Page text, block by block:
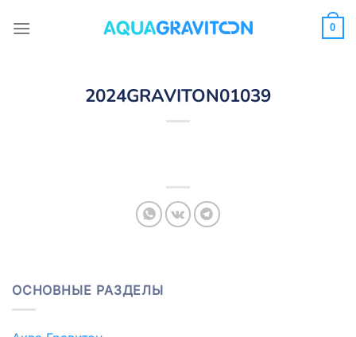
0
2024GRAVITON01039
ОСНОВНЫЕ РАЗДЕЛЫ